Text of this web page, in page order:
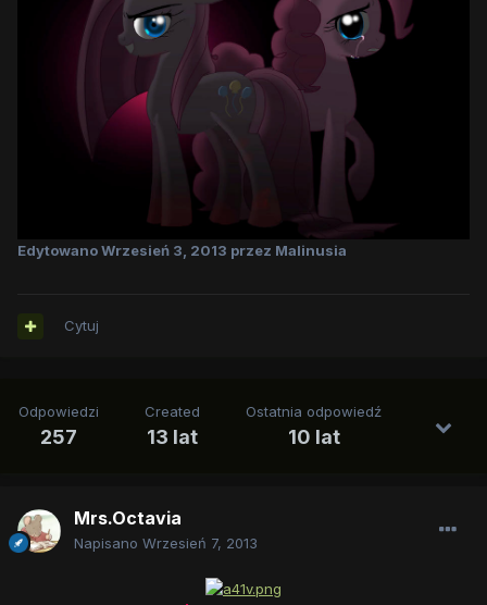
EdytowanoWrzesień 3, 2013 przez Malinusia
Cytuj
Odpowiedzi
257
Created
13 lat
Ostatnia odpowiedź
10 lat
Mrs.Octavia
Napisano Wrzesień 7, 2013